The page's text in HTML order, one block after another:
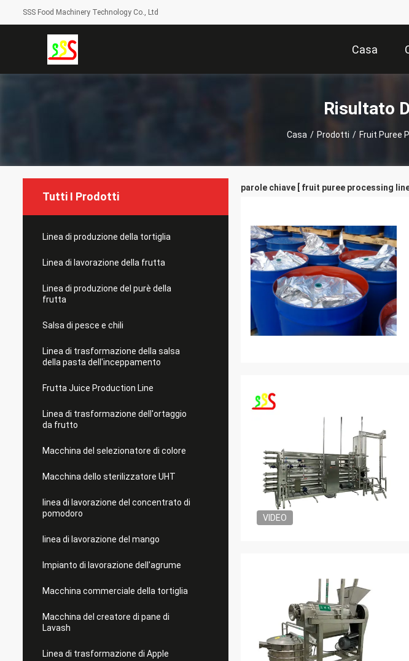
SSS Food Machinery Technology Co., Ltd
Casa
Risultato
Casa / Prodotti / Fruit Puree
Tutti I Prodotti
Linea di produzione della tortiglia
Linea di lavorazione della frutta
Linea di produzione del purè della
frutta
Salsa di pesce e chili
Linea di trasformazione della salsa
della pasta dell'inceppamento
Frutta Juice Production Line
Linea di trasformazione dell'ortaggio
da frutto
Macchina del selezionatore di colore
Macchina dello sterilizzatore UHT
linea di lavorazione del concentrato di
pomodoro
linea di lavorazione del mango
Impianto di lavorazione dell'agrume
Macchina commerciale della tortiglia
Macchina del creatore di pane di
Lavash
Linea di trasformazione di Apple
parole chiave [ fruit puree processing
VIDEO